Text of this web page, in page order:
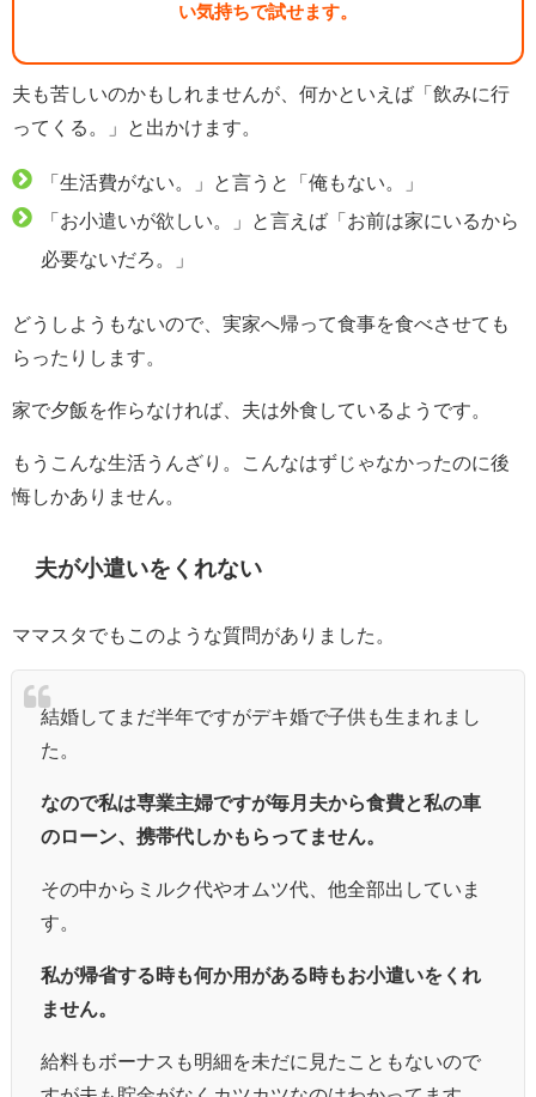
い気持ちで試せます。
夫も苦しいのかもしれませんが、何かといえば「飲みに行
ってくる。」と出かけます。
「生活費がない。」と言うと「俺もない。」
「お小遣いが欲しい。」と言えば「お前は家にいるから
必要ないだろ。」
どうしようもないので、実家へ帰って食事を食べさせても
らったりします。
家で夕飯を作らなければ、夫は外食しているようです。
もうこんな生活うんざり。こんなはずじゃなかったのに後
悔しかありません。
夫が小遣いをくれない
ママスタでもこのような質問がありました。
結婚してまだ半年ですがデキ婚で子供も生まれまし
た。
なので私は専業主婦ですが毎月夫から食費と私の車
のローン、携帯代しかもらってません。
その中からミルク代やオムツ代、他全部出していま
す。
私が帰省する時も何か用がある時もお小遣いをくれ
ません。
給料もボーナスも明細を未だに見たこともないので